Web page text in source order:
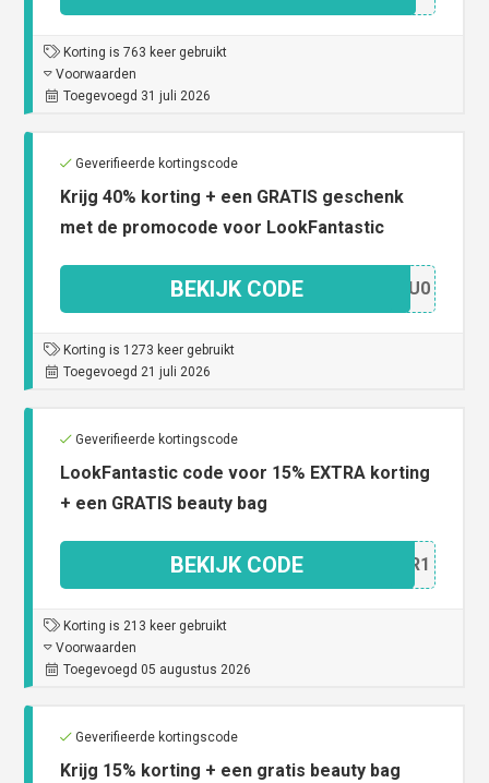
Korting is 763 keer gebruikt
Voorwaarden
Toegevoegd 31 juli 2026
Geverifieerde kortingscode
Krijg 40% korting + een GRATIS geschenk
met de promocode voor LookFantastic
SM4U0
BEKIJK CODE
Korting is 1273 keer gebruikt
Toegevoegd 21 juli 2026
Geverifieerde kortingscode
LookFantastic code voor 15% EXTRA korting
+ een GRATIS beauty bag
AX5R1
BEKIJK CODE
Korting is 213 keer gebruikt
Voorwaarden
Toegevoegd 05 augustus 2026
Geverifieerde kortingscode
Krijg 15% korting + een gratis beauty bag